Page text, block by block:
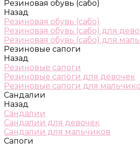
Резиновая обувь (сабо)
Назад
Резиновая обувь (сабо)
Резиновая обувь (сабо) для
Резиновая обувь (сабо) для
Резиновые сапоги
Назад
Резиновые сапоги
Резиновые сапоги для девочек
Резиновые сапоги для
Сандалии
Назад
Сандалии
Сандалии для девочек
Сандалии для мальчиков
Сапоги